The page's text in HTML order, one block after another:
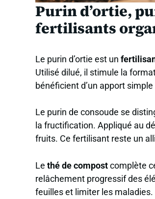
Purin d’ortie,
fertilisants
Le purin d’ortie est un
Utilisé dilué, il stimule la
bénéficient d’un apport
Le purin de consoude se
la fructification. Appliqué au
fruits. Ce fertilisant reste un
Le thé de compostcomplète
relâchement progressif des
feuilles et limiter les